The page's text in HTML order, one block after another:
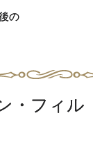
の
・フィ